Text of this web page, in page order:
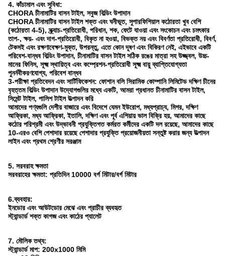
4. কাঁচামাল এবং সুবিধা:
CHORA চীনামাটির বাসন টাইল, সবুজ বিল্ডিং উপাদান
CHORA চীনামাটির বাসন টাইল শক্ত এবং ঘনীভূত, সুপারফিশিয়াল কঠোরতা খুব বেশি
(কঠোরতা 4-5), স্ক্র্যাচ-প্রতিরোধী, পরিধান, শক, ফেটে যাওয়া এবং সংকোচন এবং চমৎকার
তাপ-, ক্ষয়- এবং দাগ-প্রতিরোধী, বিকৃত না হওয়া, বিভক্ত নয় এবং বিবর্ণতা প্রতিরোধী, বিবর্ণ,
টেকসই এবং রক্ষণাবেক্ষণ-মুক্ত, উপরন্তু, এতে কোন দূষণ এবং বিকিরণ নেই, এইভাবে একটি
পরিবেশ-বান্ধব বিল্ডিং উপাদান, চীনামাটির বাসন টাইল সঠিক রঙের মাত্রা সহ উজ্জ্বল, উচ্চ-
মানের ফিনিস, সূক্ষ্ম স্থায়িত্ব এবং কম্প্রেশন-প্রতিরোধী সূক্ষ্ম বায়ু ব্যাপ্তিযোগ্যতা
পুনর্নবীকরণযোগ্য, পরিবেশ বান্ধব
3-পরীক্ষা প্রতিবেদন এবং সার্টিফিকেশন: ফোশান বলি সিরামিক কোম্পানি লিমিটেড দক্ষিণ চীনের
বৃহত্তম বিল্ডিং উপাদান উদ্যোগগুলির মধ্যে একটি, আমরা প্রধানত চীনামাটির বাসন টাইল,
সিমেন্ট টাইল, পালিশ টাইল উত্পাদন করি
আমাদের পণ্যগুলি দেশীয় বাজারে এবং বিদেশে যেমন ইউরোপ, মধ্যপ্রাচ্য, মিশর, দক্ষিণ
আফ্রিকা, মধ্য আফ্রিকা, ইতালি, দক্ষিণ এবং পূর্ব এশিয়ায় ভাল বিক্রি হয়, আমাদের কাছে
কঠোর পরিশ্রমী এবং উদ্ভাবনী প্রযুক্তিগত কর্মরত কর্মীদের একটি দল রয়েছে, আমাদের কাছে
10-এরও বেশি পেশাদার রয়েছে পেশাদার প্রযুক্তি প্রয়োজনীয়তা সন্তুষ্ট করার জন্য উত্পাদন
লাইন এবং প্রথম শ্রেণীর সরঞ্জাম
5. সরবরাহ ক্ষমতা
সরবরাহের ক্ষমতা: প্রতিদিন 10000 বর্গ মিটার/বর্গ মিটার
6.ব্যবহার:
ইনডোর এবং আউটডোর মেঝে এবং প্রাচীর ব্যবহৃত
স্ট্যান্ডার্ড শক্ত কাগজ এবং কাঠের প্যালেট
7. মৌলিক তথ্য:
স্ট্যান্ডার্ড মাপ: 200x1000 মিমি